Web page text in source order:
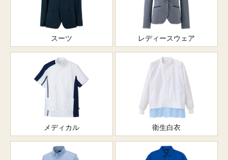
スーツ レディースウェア
メディカル 衛生白衣